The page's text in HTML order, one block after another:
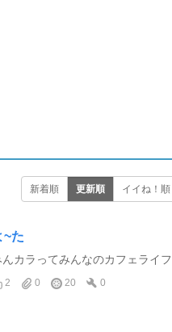
新着順 更新順 イイね！順
~た
んカラってみんなのカフェライ
2 0 20 0